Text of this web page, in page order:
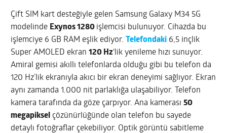
Çift SIM kart desteğiyle gelen Samsung Galaxy M34 5G
modelinde Exynos 1280 işlemcisi bulunuyor. Cihazda bu
işlemciye 6 GB RAM eşlik ediyor.
Telefondaki 6,5 inçlik
Super AMOLED ekran120 Hz‘lik yenileme hızı sunuyor.
Amiral gemisi akıllı telefonlarda olduğu gibi bu telefon da
120 Hz’lik ekranıyla akıcı bir ekran deneyimi sağlıyor. Ekran
aynı zamanda 1.000 nit parlaklığa ulaşabiliyor. Telefon
kamera tarafında da göze çarpıyor. Ana kamerası50
megapiksel çözünürlüğünde olan telefon bu sayede
detaylı fotoğraflar çekebiliyor. Optik görüntü sabitleme